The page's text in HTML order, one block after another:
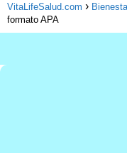
VitaLifeSalud.com
formato APA